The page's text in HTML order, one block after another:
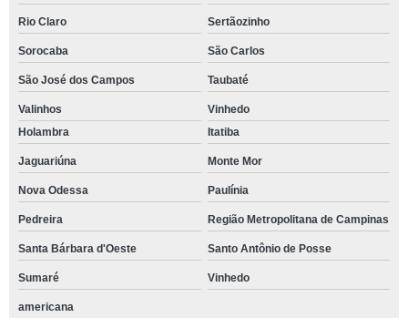
Rio Claro Sertãozinho
Sorocaba São Carlos
São José dos Campos Taubaté
Valinhos
Vinhedo
Holambra
Itatiba
Jaguariúna Monte Mor
Nova Odessa Paulínia
Pedreira Região Metropolitana de Campinas
Santa Bárbara d'Oeste Santo Antônio de Posse
Sumaré Vinhedo
americana